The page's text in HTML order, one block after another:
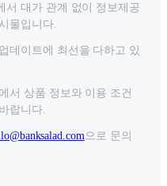
서 대가 관계 없이 정보제공
물입니다.
데이트에 최선을 다하고 있
서 상품 정보와 이용 조건
랍니다.
으로 문의